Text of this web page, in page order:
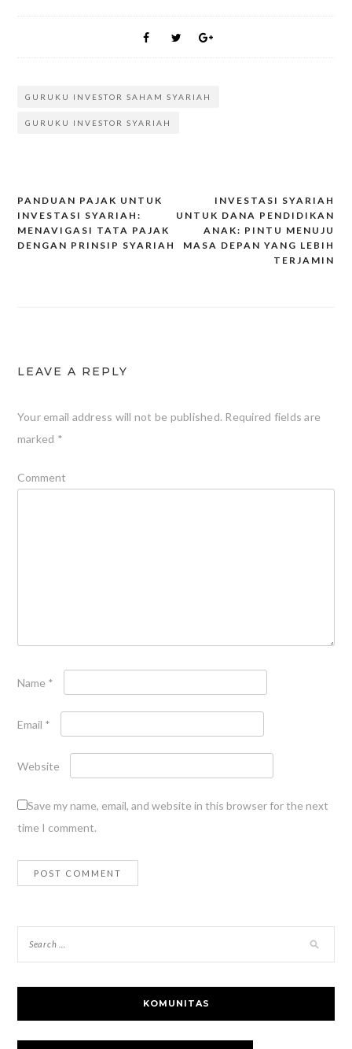
GURUKU INVESTOR SAHAM SYARIAH
GURUKU INVESTOR SYARIAH
Post
navigation
PANDUAN PAJAK UNTUK
INVESTASI SYARIAH:
MENAVIGASI TATA PAJAK
DENGAN PRINSIP SYARIAH
INVESTASI SYARIAH
UNTUK DANA PENDIDIKAN
ANAK: PINTU MENUJU
MASA DEPAN YANG LEBIH
TERJAMIN
LEAVE A REPLY
Your email address will not be published. Required fields are
marked *
Comment
Name *
Email *
Website
Save my name, email, and website in this browser for the next
time I comment.
KOMUNITAS